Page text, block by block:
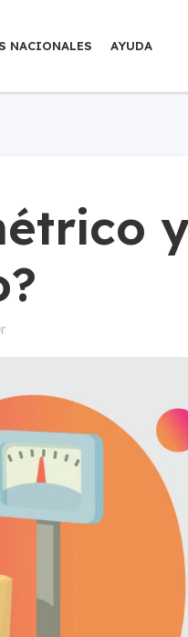
NACIONALES AYUDA